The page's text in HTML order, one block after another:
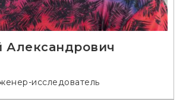
Александрович
исследователь